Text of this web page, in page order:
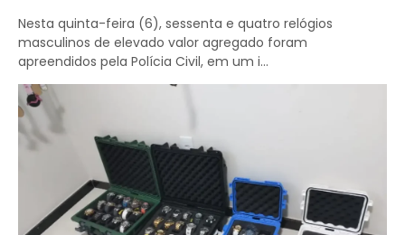
Nesta quinta-feira (6), sessenta e quatro relógios
masculinos de elevado valor agregado foram
apreendidos pela Polícia Civil, em um i...